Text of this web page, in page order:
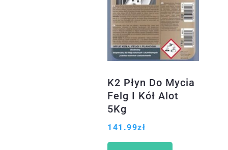
K2 Płyn Do Mycia
Felg I Kół Alot
5Kg
141.99zł